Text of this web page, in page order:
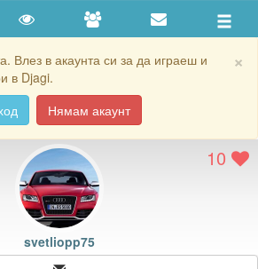
×
Влез в акаунта си за да играеш и
в Djagi.
Нямам акаунт
10
svetliopp75